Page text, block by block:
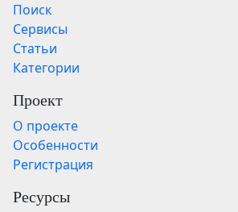
Поиск
Сервисы
Статьи
Категории
Проект
О проекте
Особенности
Регистрация
Ресурсы